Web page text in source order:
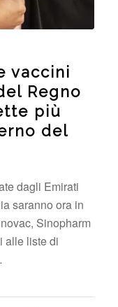
vaccini
Regno
più
del
dagli Emirati
saranno ora in
Sinopharm
alle liste di